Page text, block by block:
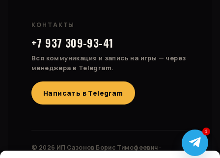
КОНТАКТЫ
+7 937 309-93-41
Вся коммуникация и запись на игры — через
менеджера в Telegram.
Написать в Telegram
© 2026 ИП Сазонов Борис Тимофеевич ·
1